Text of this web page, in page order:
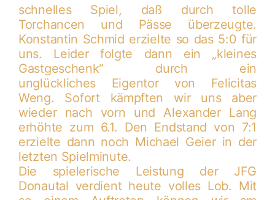
schnelles Spiel, daß durch tolle
Torchancen und Pässe überzeugte.
Konstantin Schmid erzielte so das 5:0 für
uns. Leider folgte dann ein „kleines
Gastgeschenk“ durch ein
unglückliches Eigentor von Felicitas
Weng. Sofort kämpften wir uns aber
wieder nach vorn und Alexander Lang
erhöhte zum 6.1. Den Endstand von 7:1
erzielte dann noch Michael Geier in der
letzten Spielminute.
Die spielerische Leistung der JFG
Donautal verdient heute volles Lob. Mit